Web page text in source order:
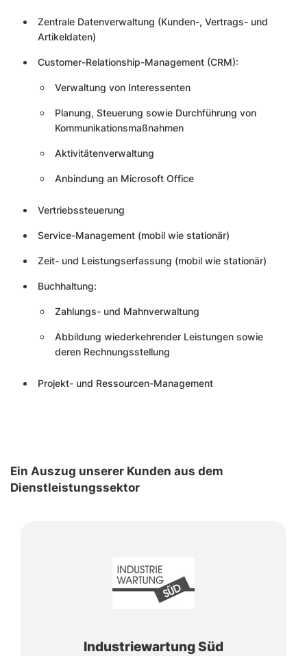
Zentrale Datenverwaltung (Kunden-, Vertrags- und
Artikeldaten)
Customer-Relationship-Management (CRM):
Verwaltung von Interessenten
Planung, Steuerung sowie Durchführung von
Kommunikationsmaßnahmen
Aktivitätenverwaltung
Anbindung an Microsoft Office
Vertriebssteuerung
Service-Management (mobil wie stationär)
Zeit- und Leistungserfassung (mobil wie stationär)
Buchhaltung:
Zahlungs- und Mahnverwaltung
Abbildung wiederkehrender Leistungen sowie
deren Rechnungsstellung
Projekt- und Ressourcen-Management
Ein Auszug unserer Kunden aus dem
Dienstleistungssektor
Industriewartung Süd